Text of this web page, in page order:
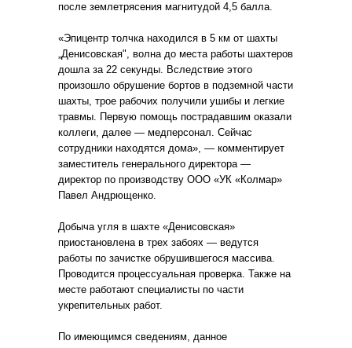
после землетрясения магнитудой 4,5 балла.
«Эпицентр толчка находился в 5 км от шахты
„Денисовская", волна до места работы шахтеров
дошла за 22 секунды. Вследствие этого
произошло обрушение бортов в подземной части
шахты, трое рабочих получили ушибы и легкие
травмы. Первую помощь пострадавшим оказали
коллеги, далее — медперсонал. Сейчас
сотрудники находятся дома», — комментирует
заместитель генерального директора —
директор по производству ООО «УК «Колмар»
Павел Андрющенко.
Добыча угля в шахте «Денисовская»
приостановлена в трех забоях — ведутся
работы по зачистке обрушившегося массива.
Проводится процессуальная проверка. Также на
месте работают специалисты по части
укрепительных работ.
По имеющимся сведениям, данное